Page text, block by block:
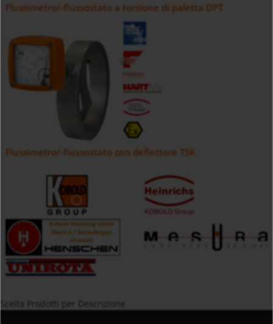
Flussimetro/-flussostato a torsione di paletta DPT
Flussimetro/-flussostato con deflettore TSK